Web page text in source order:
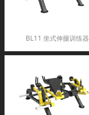
BL11 坐式伸腿训练器